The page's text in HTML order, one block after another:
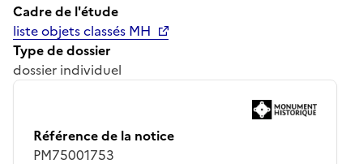
Cadre de l'étude
liste objets classés MH
Type de dossier
dossier individuel
Référence de la notice
PM75001753